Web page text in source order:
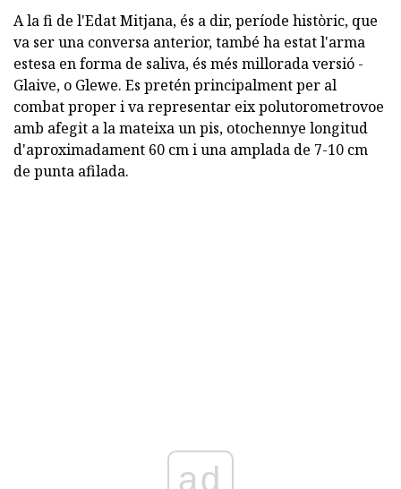
A la fi de l'Edat Mitjana, és a dir, període històric, que
va ser una conversa anterior, també ha estat l'arma
estesa en forma de saliva, és més millorada versió -
Glaive, o Glewe. Es pretén principalment per al
combat proper i va representar eix polutorometrovoe
amb afegit a la mateixa un pis, otochennye longitud
d'aproximadament 60 cm i una amplada de 7-10 cm
de punta afilada.
ad